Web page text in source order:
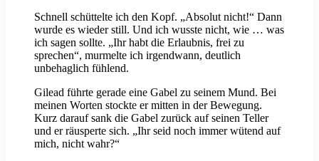
Schnell schüttelte ich den Kopf. „Absolut nicht!“ Dann
wurde es wieder still. Und ich wusste nicht, wie … was
ich sagen sollte. „Ihr habt die Erlaubnis, frei zu
sprechen“, murmelte ich irgendwann, deutlich
unbehaglich fühlend.
Gilead führte gerade eine Gabel zu seinem Mund. Bei
meinen Worten stockte er mitten in der Bewegung.
Kurz darauf sank die Gabel zurück auf seinen Teller
und er räusperte sich. „Ihr seid noch immer wütend auf
mich, nicht wahr?“